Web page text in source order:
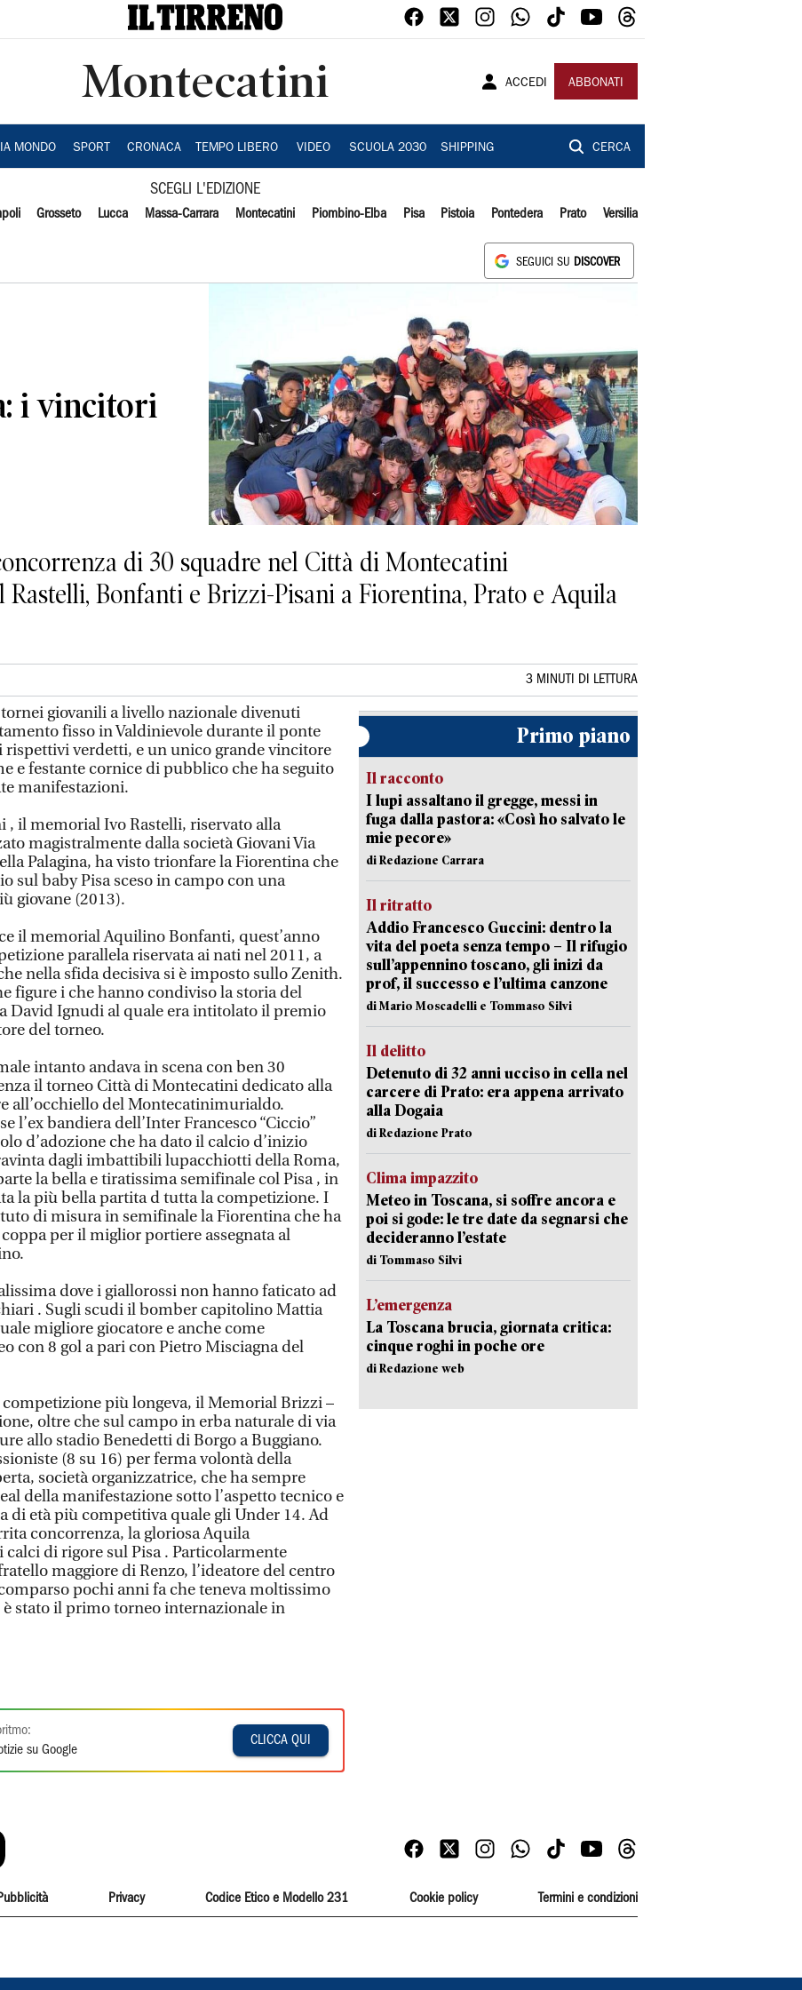
Montecatini ACCEDI ABBONATI
MONDO SPORT CRONACA TEMPO LIBERO VIDEO SCUOLA 2030 SHIPPING CERCA
SCEGLI L'EDIZIONE
Grosseto Lucca Massa-Carrara Montecatini Piombino-Elba Pisa Pistoia Pontedera Prato Versilia
SEGUICI SU DISCOVER
i vincitori
di 30 squadre nel Città di Montecatini
Bonfanti e Brizzi-Pisani a Fiorentina, Prato e Aquila
3 MINUTI DI LETTURA
giovanili a livello nazionale divenuti
fisso in Valdinievole durante il ponte
rispettivi verdetti, e un unico grande vincitore
e festante cornice di pubblico che ha seguito
manifestazioni.
, il memorial Ivo Rastelli, riservato alla
magistralmente dalla società Giovani Via
Palagina, ha visto trionfare la Fiorentina che
sul baby Pisa sceso in campo con una
giovane (2013).
il memorial Aquilino Bonfanti, quest’anno
parallela riservata ai nati nel 2011, a
nella sfida decisiva si è imposto sullo Zenith.
figure i che hanno condiviso la storia del
David Ignudi al quale era intitolato il premio
del torneo.
intanto andava in scena con ben 30
il torneo Città di Montecatini dedicato alla
all’occhiello del Montecatinimurialdo.
l’ex bandiera dell’Inter Francesco “Ciccio”
d’adozione che ha dato il calcio d’inizio
dagli imbattibili lupacchiotti della Roma,
la bella e tiratissima semifinale col Pisa , in
la più bella partita d tutta la competizione. I
di misura in semifinale la Fiorentina che ha
per il miglior portiere assegnata al
dove i giallorossi non hanno faticato ad
. Sugli scudi il bomber capitolino Mattia
migliore giocatore e anche come
con 8 gol a pari con Pietro Misciagna del
più longeva, il Memorial Brizzi –
oltre che sul campo in erba naturale di via
allo stadio Benedetti di Borgo a Buggiano.
(8 su 16) per ferma volontà della
società organizzatrice, che ha sempre
della manifestazione sotto l’aspetto tecnico e
di età più competitiva quale gli Under 14. Ad
concorrenza, la gloriosa Aquila
di rigore sul Pisa . Particolarmente
maggiore di Renzo, l’ideatore del centro
pochi anni fa che teneva moltissimo
stato il primo torneo internazionale in
su Google
CLICCA QUI
Primo piano
Il racconto
I lupi assaltano il gregge, messi in
fuga dalla pastora: «Così ho salvato le
mie pecore»
di Redazione Carrara
Il ritratto
Addio Francesco Guccini: dentro la
vita del poeta senza tempo – Il rifugio
sull’appennino toscano, gli inizi da
prof, il successo e l’ultima canzone
di Mario Moscadelli e Tommaso Silvi
Il delitto
Detenuto di 32 anni ucciso in cella nel
carcere di Prato: era appena arrivato
alla Dogaia
di Redazione Prato
Clima impazzito
Meteo in Toscana, si soffre ancora e
poi si gode: le tre date da segnarsi che
decideranno l’estate
di Tommaso Silvi
L’emergenza
La Toscana brucia, giornata critica:
cinque roghi in poche ore
di Redazione web
Pubblicità Privacy Codice Etico e Modello 231 Cookie policy Termini e condizioni